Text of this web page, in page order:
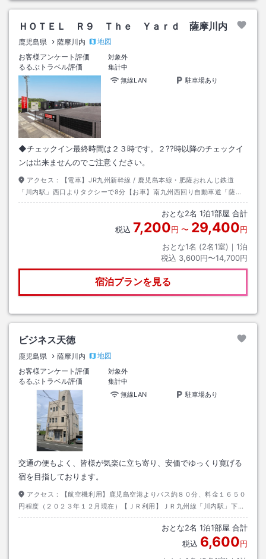
ＨＯＴＥＬ Ｒ９ Ｔｈｅ Ｙａｒｄ 薩摩川内
鹿児島県 薩摩川内
地図
お客様アンケート評価
対象外
るるぶトラベル評価
集計中
無線LAN
駐車場あり
◆チェックイン最終時間は２３時です。２??時以降のチェックイ
ンは出来ませんのでご注意ください。
アクセス：
【電車】JR九州新幹線 / 鹿児島本線・肥薩おれんじ鉄道
「川内駅」西口よりタクシーで8分【お車】南九州西回り自動車道「薩摩
川内高江IC」より車で2分
おとな2名 1泊1部屋 合計
税込 7,200円 〜 29,400円
おとな1名 (2名1室)｜ 1泊
税込 3,600円〜14,700円
宿泊プランを見る
ビジネス天徳
鹿児島県 薩摩川内
地図
お客様アンケート評価
対象外
るるぶトラベル評価
集計中
無線LAN
駐車場あり
交通の便もよく、皆様が気楽に立ち寄り、安価でゆっくり寛げる
宿を目指しております。
アクセス：
【航空機利用】鹿児島空港よりバス約８０分、料金１６５０
円程度（２０２３年１２月現在）【ＪＲ利用】ＪＲ九州線「川内駅」下
車、徒歩約２５分、タクシー約５分、料金８００円程度（２０２３年１２
おとな2名 1泊1部屋 合計
税込 6,600円